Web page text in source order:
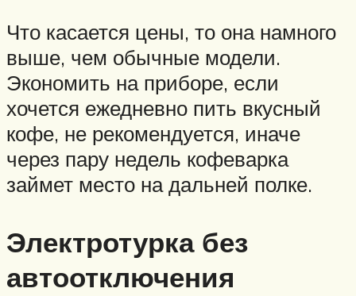
Что касается цены, то она намного
выше, чем обычные модели.
Экономить на приборе, если
хочется ежедневно пить вкусный
кофе, не рекомендуется, иначе
через пару недель кофеварка
займет место на дальней полке.
Электротурка без
автоотключения